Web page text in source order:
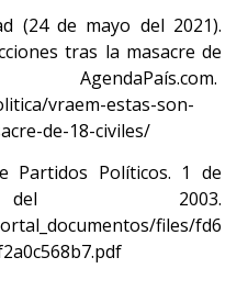
(24 de mayo del 2021).
tras la masacre de
vraem-estas-son-
de-18-civiles/
Partidos Políticos. 1 de
del 2003.
files/fd6